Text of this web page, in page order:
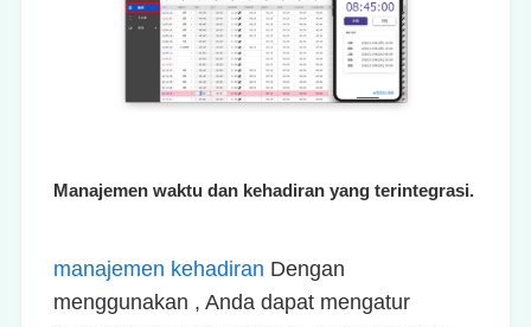
Manajemen waktu dan kehadiran yang terintegrasi.
manajemen kehadiran Dengan
menggunakan , Anda dapat mengatur